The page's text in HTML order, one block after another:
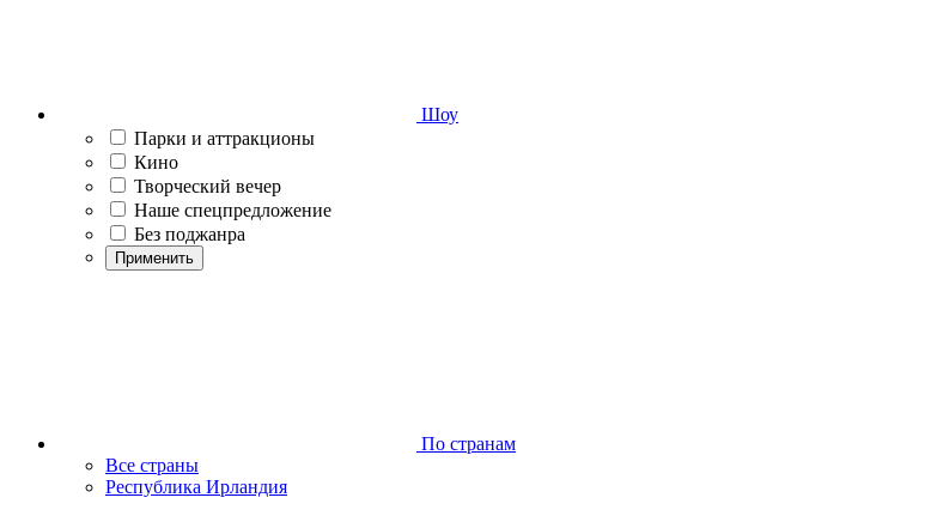
Шоу
Парки и аттракционы
Кино
Творческий вечер
Наше спецпредложение
Без поджанра
Применить
По странам
Все страны
Республика Ирландия